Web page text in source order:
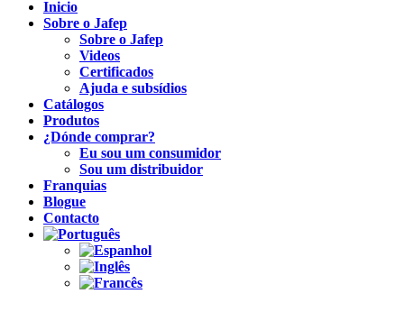
Inicio
Sobre o Jafep
Sobre o Jafep
Videos
Certificados
Ajuda e subsídios
Catálogos
Produtos
¿Dónde comprar?
Eu sou um consumidor
Sou um distribuidor
Franquias
Blogue
Contacto